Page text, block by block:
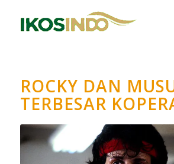
ROCKY DAN
TERBESAR